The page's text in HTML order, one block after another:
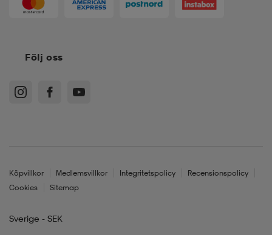
Följ oss
Köpvillkor Medlemsvillkor Integritetspolicy
Recensionspolicy
Cookies
Sitemap
Sverige - SEK